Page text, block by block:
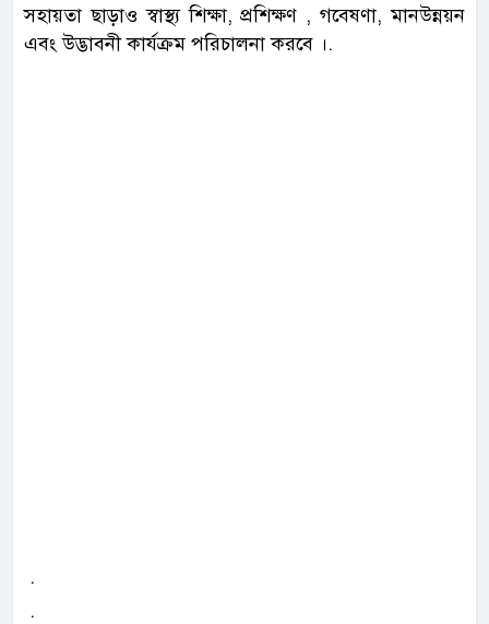
সহায়তা ছাড়াও স্বাস্থ্য শিক্ষা, প্রশিক্ষণ , গবেষণা, মানউন্নয়ন
এবং উদ্ভাবনী কার্যক্রম পরিচালনা করবে ।.
.
.